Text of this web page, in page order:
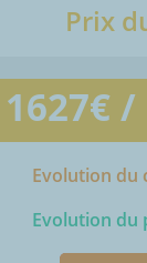
Prix
1627€ /
Evolution du
Evolution du